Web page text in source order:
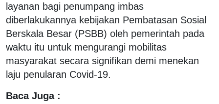
layanan bagi penumpang imbas
diberlakukannya kebijakan Pembatasan Sosial
Berskala Besar (PSBB) oleh pemerintah pada
waktu itu untuk mengurangi mobilitas
masyarakat secara signifikan demi menekan
laju penularan Covid-19.
Baca Juga :